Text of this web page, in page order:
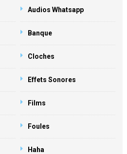
Audios Whatsapp
Banque
Cloches
Effets Sonores
Films
Foules
Haha